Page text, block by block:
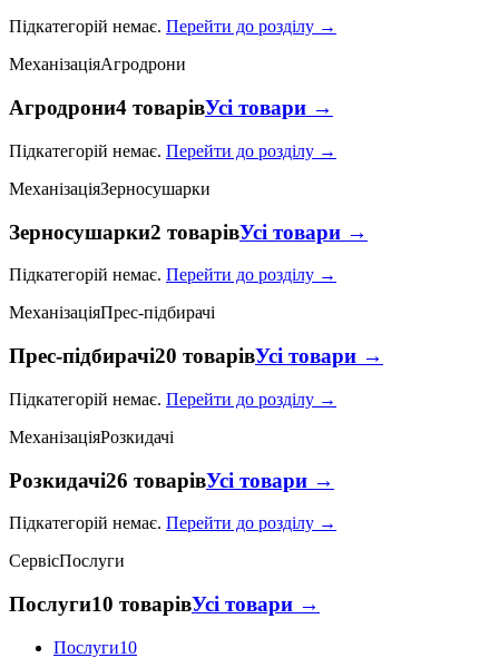
Підкатегорій немає. Перейти до розділу →
МеханізаціяАгродрони
Агродрони4 товарівУсі товари →
Підкатегорій немає. Перейти до розділу →
МеханізаціяЗерносушарки
Зерносушарки2 товарівУсі товари →
Підкатегорій немає. Перейти до розділу →
МеханізаціяПрес-підбирачі
Прес-підбирачі20 товарівУсі товари →
Підкатегорій немає. Перейти до розділу →
МеханізаціяРозкидачі
Розкидачі26 товарівУсі товари →
Підкатегорій немає. Перейти до розділу →
СервісПослуги
Послуги10 товарівУсі товари →
Послуги10